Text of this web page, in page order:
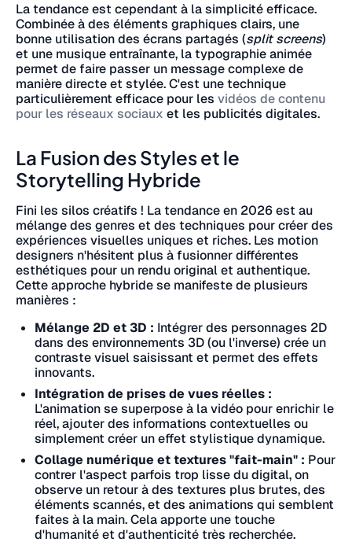
La tendance est cependant à la simplicité efficace.
Combinée à des éléments graphiques clairs, une
bonne utilisation des écrans partagés (split screens)
et une musique entraînante, la typographie animée
permet de faire passer un message complexe de
manière directe et stylée. C'est une technique
particulièrement efficace pour les vidéos de contenu
pour les réseaux sociaux et les publicités digitales.
La Fusion des Styles et le
Storytelling Hybride
Fini les silos créatifs ! La tendance en 2026 est au
mélange des genres et des techniques pour créer des
expériences visuelles uniques et riches. Les motion
designers n'hésitent plus à fusionner différentes
esthétiques pour un rendu original et authentique.
Cette approche hybride se manifeste de plusieurs
manières :
Mélange 2D et 3D : Intégrer des personnages 2D
dans des environnements 3D (ou l'inverse) crée un
contraste visuel saisissant et permet des effets
innovants.
Intégration de prises de vues réelles :
L'animation se superpose à la vidéo pour enrichir le
réel, ajouter des informations contextuelles ou
simplement créer un effet stylistique dynamique.
Collage numérique et textures "fait-main" : Pour
contrer l'aspect parfois trop lisse du digital, on
observe un retour à des textures plus brutes, des
éléments scannés, et des animations qui semblent
faites à la main. Cela apporte une touche
d'humanité et d'authenticité très recherchée.